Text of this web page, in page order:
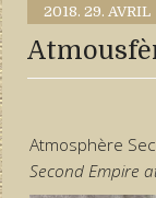
2018. 29. AVRIL
Atmosphère
Second Empire